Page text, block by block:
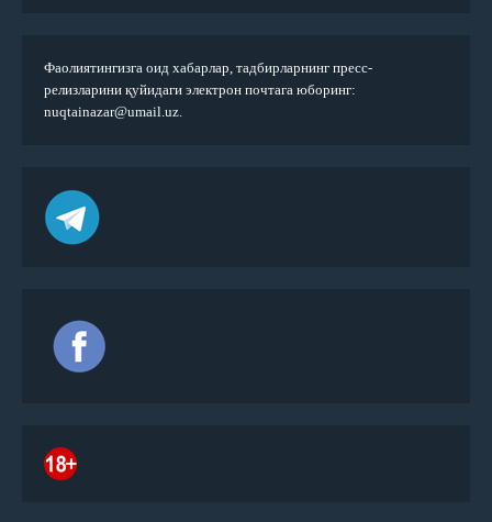
Фаолиятингизга оид хабарлар, тадбирларнинг пресс-
релизларини қуйидаги электрон почтага юборинг:
nuqtainazar@umail.uz.